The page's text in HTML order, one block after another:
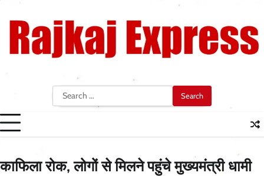
content
Search
for:
काफिला रोक, लोगों से मिलने पहुंचे मुख्यमंत्री धामी